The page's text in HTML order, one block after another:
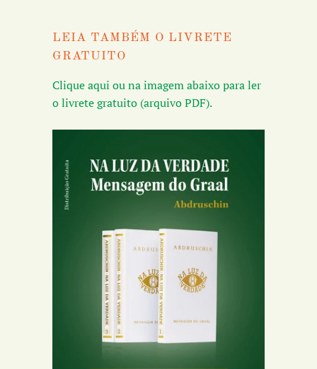
LEIA TAMBÉM O LIVRETE
GRATUITO
Clique aqui ou na imagem abaixo para ler
o livrete gratuito (arquivo PDF).